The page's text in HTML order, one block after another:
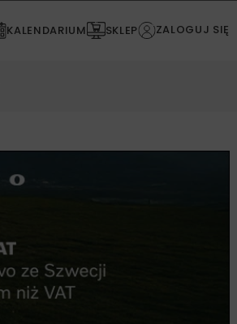
KALENDARIUM SKLEP ZALOGUJ SIĘ